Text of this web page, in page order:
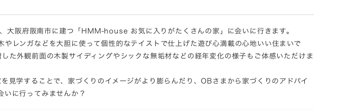
大阪府阪南市に建つ「HMM-house お気に入りがたくさんの家」に会いに行きます。
レンガなどを大胆に使って個性的なテイストで仕上げた遊び心満載の心地いい住まいで
た外観前面の木製サイディングやシックな無垢材などの経年変化の様子もご体感いただけま
見学することで、家づくりのイメージがより膨らんだり、OBさまから家づくりのアドバイ
いに行ってみませんか？